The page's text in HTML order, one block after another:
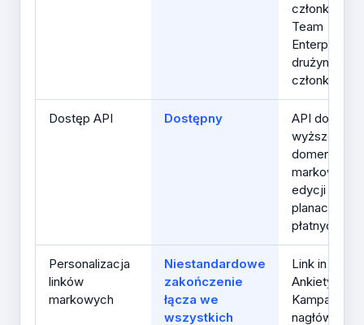
członków;
Team
Enterprise:
drużyn / 20
członków
Dostęp API Dostępny
API
wyższe
domen
markowych i
edycji w
planach
płatnych
Personalizacja
linków
markowych
Niestandardowe
zakończenie
łącza we
wszystkich
Link in Bio,
Ankiety,
Kampanie,
nagłówki